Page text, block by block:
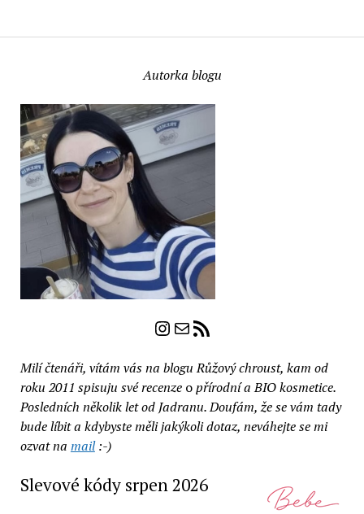
Autorka blogu
Instagram
E-mail
RSS zdroj
Milí čtenáři, vítám vás na blogu Růžový chroust, kam od
roku 2011 spisuju své recenze opřírodní a BIO kosmetice.
Posledních několik let od Jadranu. Doufám, že se vám tady
bude líbit a kdybyste měli jakýkoli dotaz, neváhejte se mi
ozvat na mail:-)
Slevové kódy srpen 2026